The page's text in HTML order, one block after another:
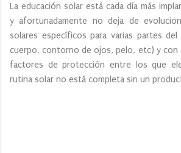
La educación solar está cada día más
y afortunadamente no deja de
solares específicos para varias partes del
cuerpo, contorno de ojos, pelo, etc) y
factores de protección entre los que
rutina solar no está completa sin un